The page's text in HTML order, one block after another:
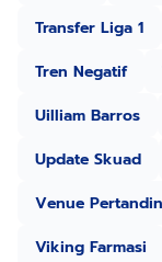
Transfer Liga 1
Tren Negatif
Uilliam Barros
Update Skuad
Venue
Viking Farmasi